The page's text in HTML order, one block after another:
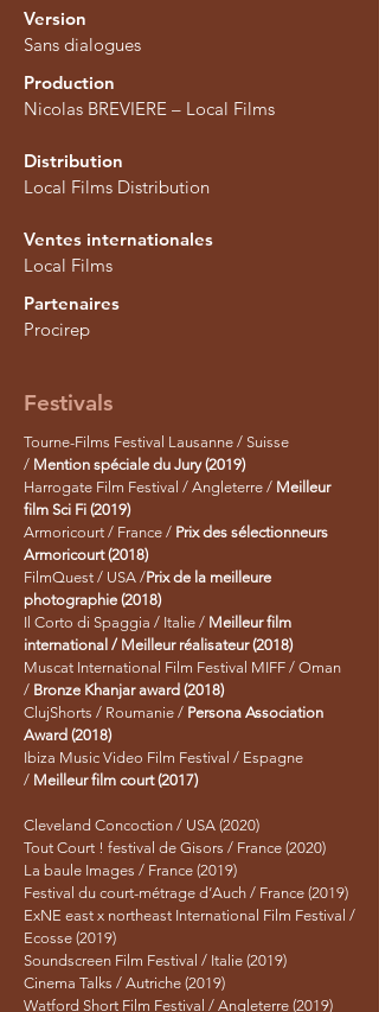
Version
Sans dialogues
Production
Nicolas BREVIERE – Local Films​
Distribution
Local Films Distribution
Ventes internationales
Local Films
Partenaires
Procirep
Festivals
Tourne-Films Festival Lausanne / Suisse
/ Mention spéciale du Jury (2019)
Harrogate Film Festival / Angleterre / Meilleur
film Sci Fi (2019)
Armoricourt / France / Prix des sélectionneurs
Armoricourt (2018)
FilmQuest / USA /Prix de la meilleure
photographie (2018)
Il Corto di Spaggia / Italie / Meilleur film
international / Meilleur réalisateur (2018)
Muscat International Film Festival MIFF / Oman
/ Bronze Khanjar award (2018)
ClujShorts / Roumanie / Persona Association
Award (2018)
Ibiza Music Video Film Festival / Espagne
/ Meilleur film court (2017)
Cleveland Concoction / USA (2020)
Tout Court ! festival de Gisors / France (2020)
La baule Images / France (2019)
Festival du court-métrage d’Auch / France (2019)
ExNE east x northeast International Film Festival /
Ecosse (2019)
Soundscreen Film Festival / Italie (2019)
Cinema Talks / Autriche (2019)
Watford Short Film Festival / Angleterre (2019)